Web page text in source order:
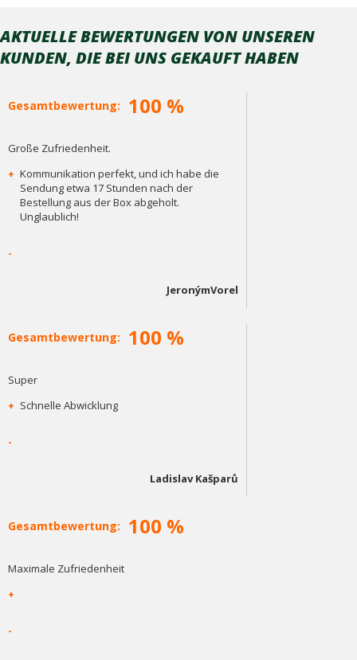
AKTUELLE BEWERTUNGEN VON UNSEREN
KUNDEN, DIE BEI ​​UNS GEKAUFT HABEN
Gesamtbewertung: 100 %
Große Zufriedenheit.
+ Kommunikation perfekt, und ich habe die
Sendung etwa 17 Stunden nach der
Bestellung aus der Box abgeholt.
Unglaublich!
-
JeronýmVorel
Gesamtbewertung: 100 %
Super
+ Schnelle Abwicklung
-
Ladislav Kašparů
Gesamtbewertung: 100 %
Maximale Zufriedenheit
+
-